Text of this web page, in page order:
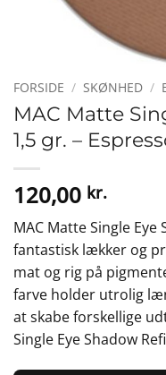
FORSIDE / SKØNHED /
MAC Matte
1,5 gr. –
120,00 kr.
MAC Matte Single Eye
fantastisk lækker og
mat og rig på
farve holder utrolig
at skabe forskellige
Single Eye Shadow